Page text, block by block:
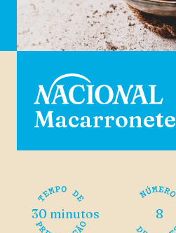
Macarronete
30 minutos 8